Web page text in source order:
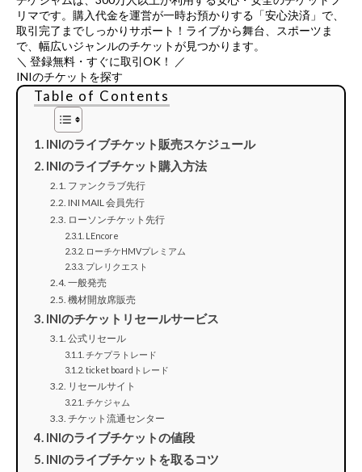
リマです。購入代金を運営が一時お預かりする「安心決済」で、
取引完了までしっかりサポート！ライブから舞台、スポーツま
で、幅広いジャンルのチケットが見つかります。
＼ 登録無料・すぐに取引OK！ ／
INIのチケットを探す
Table of Contents
INIのライブチケット販売スケジュール
INIのライブチケット購入方法
ファンクラブ先行
INI MAIL 会員先行
ローソンチケット先行
LEncore
ローチケHMVプレミアム
プレリクエスト
一般発売
機材開放席販売
INIのチケットリセールサービス
公式リセール
チケプラトレード
ticket boardトレード
リセールサイト
チケジャム
チケット流通センター
INIのライブチケットの値段
INIのライブチケットを取るコツ